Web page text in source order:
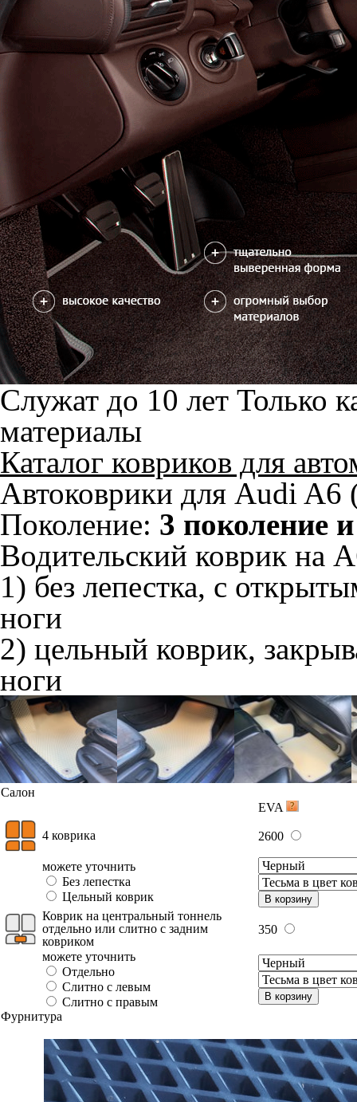
Служат до 10 лет Только
материалы
Каталог ковриков для
Автоковрики для Audi A6
Поколение: 3 поколение
Водительский коврик на
1) без лепестка, с
ноги
2) цельный коврик,
ноги
Салон
EVA
4 коврика 2600
можете уточнить
Без лепестка
Цельный коврик
В корзину
Коврик на центральный тоннель
отдельно или слитно с задним
ковриком
350
можете уточнить
Отдельно
Слитно с левым
Слитно с правым
В корзину
Фурнитура